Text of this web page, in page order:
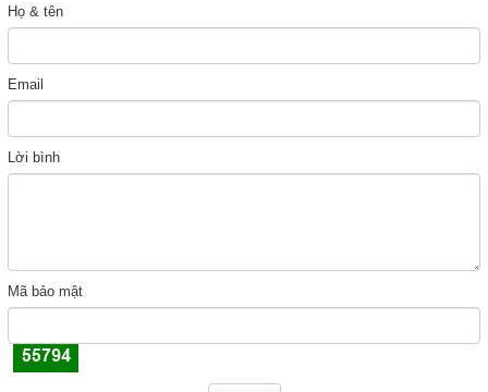
Họ & tên
Email
Lời bình
Mã bảo mật